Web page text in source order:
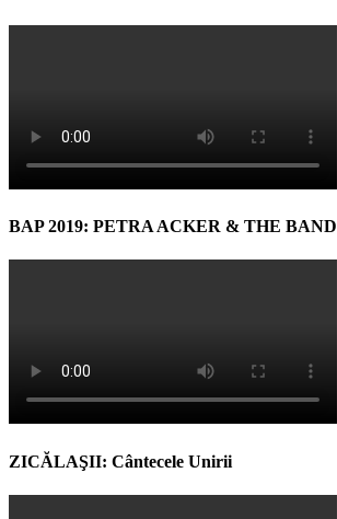
BAP 2019: PETRA ACKER & THE BAND
ZICĂLAŞII: Cântecele Unirii